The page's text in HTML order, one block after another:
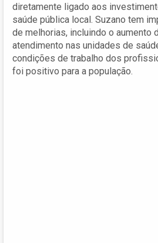
diretamente ligado aos
saúde pública local. Suzano tem
de melhorias, incluindo o aumento
atendimento nas unidades de
condições de trabalho dos
foi positivo para a população.